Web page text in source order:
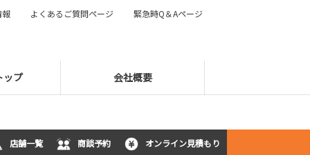
ップ 会社概要
報 よくあるご質問ページ 緊急時Q＆Aページ
店舗一覧 商談予約 オンライン見積もり